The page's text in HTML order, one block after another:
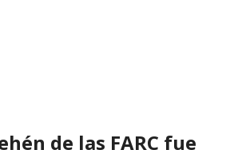
de las FARC fue